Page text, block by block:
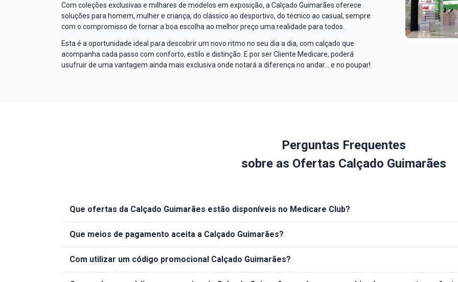
Com coleções exclusivas e milhares de modelos em exposição, a Calçado Guimarães oferece
soluções para homem, mulher e criança, do clássico ao desportivo, do técnico ao casual, sempre
com o compromisso de tornar a boa escolha ao melhor preço uma realidade para todos.
Esta é a oportunidade ideal para descobrir um novo ritmo no seu dia a dia, com calçado que
acompanha cada passo com conforto, estilo e distinção. E por ser Cliente Medicare, poderá
usufruir de uma vantagem ainda mais exclusiva onde notará a diferença no andar… e no poupar!
Perguntas Frequentes
sobre as Ofertas Calçado Guimarães
Que ofertas da Calçado Guimarães estão disponíveis no Medicare Club?
Que meios de pagamento aceita a Calçado Guimarães?
Com utilizar um código promocional Calçado Guimarães?